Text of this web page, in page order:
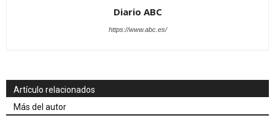
Diario ABC
https://www.abc.es/
Artículo relacionados
Más del autor